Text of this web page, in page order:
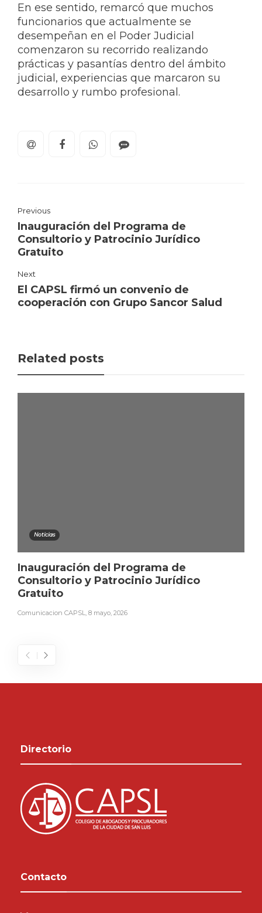
En ese sentido, remarcó que muchos
funcionarios que actualmente se
desempeñan en el Poder Judicial
comenzaron su recorrido realizando
prácticas y pasantías dentro del ámbito
judicial, experiencias que marcaron su
desarrollo y rumbo profesional.
Previous
Inauguración del Programa de
Consultorio y Patrocinio Jurídico
Gratuito
Next
El CAPSL firmó un convenio de
cooperación con Grupo Sancor Salud
Related posts
Noticias
Inauguración del Programa de
Consultorio y Patrocinio Jurídico
Gratuito
Comunicacion CAPSL, 8 mayo, 2026
Directorio
Contacto